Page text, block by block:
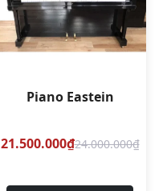
Piano Eastein
21.500.000₫24.000.000₫